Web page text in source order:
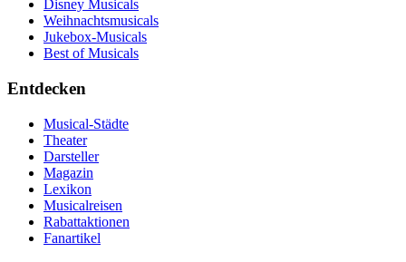
Disney Musicals
Weihnachtsmusicals
Jukebox-Musicals
Best of Musicals
Entdecken
Musical-Städte
Theater
Darsteller
Magazin
Lexikon
Musicalreisen
Rabattaktionen
Fanartikel